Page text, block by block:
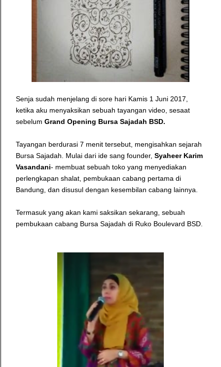
Senja sudah menjelang di sore hari Kamis 1 Juni 2017,
ketika aku menyaksikan sebuah tayangan video, sesaat
sebelum Grand Opening Bursa Sajadah BSD.
Tayangan berdurasi 7 menit tersebut, mengisahkan sejarah
Bursa Sajadah. Mulai dari ide sang founder, Syaheer Karim
Vasandani- membuat sebuah toko yang menyediakan
perlengkapan shalat, pembukaan cabang pertama di
Bandung, dan disusul dengan kesembilan cabang lainnya.
Termasuk yang akan kami saksikan sekarang, sebuah
pembukaan cabang Bursa Sajadah di Ruko Boulevard BSD.